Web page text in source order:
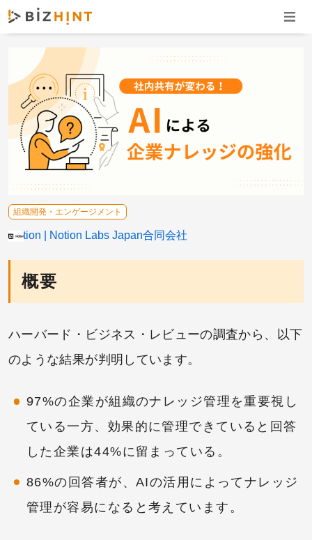
ナビ
概要
ハーバード・ビジネス・レビューの調査から、以下
のような結果が判明しています。
97%の企業が組織のナレッジ管理を重要視し
ている一方、効果的に管理できていると回答
した企業は44%に留まっている。
86%の回答者が、AIの活用によってナレッジ
管理が容易になると考えています。
組織開発・エンゲージメント
Notion Notion Labs Japan合同会社